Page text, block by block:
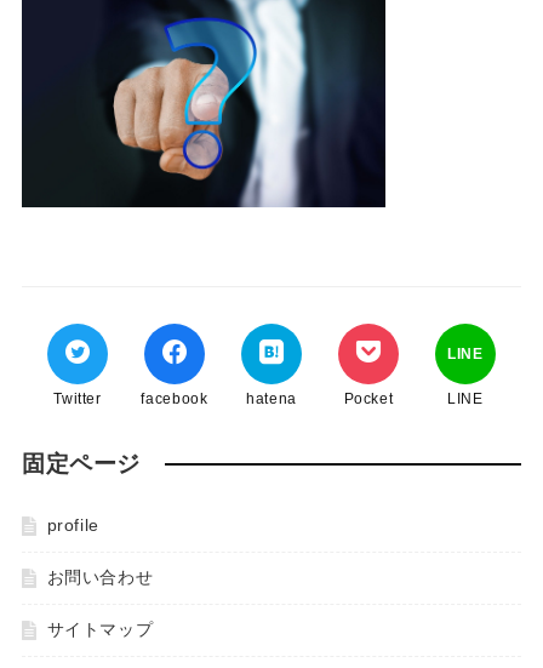
Twitter facebook hatena Pocket
LINE
LINE
固定ページ
profile
お問い合わせ
サイトマップ